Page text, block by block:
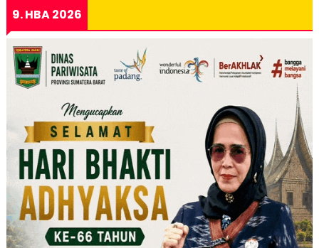
9. HBA 2026